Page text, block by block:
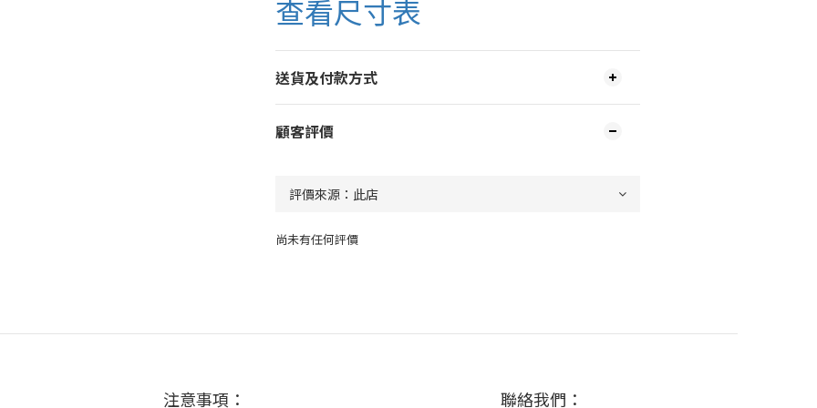
查看尺寸表
送貨及付款方式
顧客評價
尚未有任何評價
注意事項： 聯絡我們：